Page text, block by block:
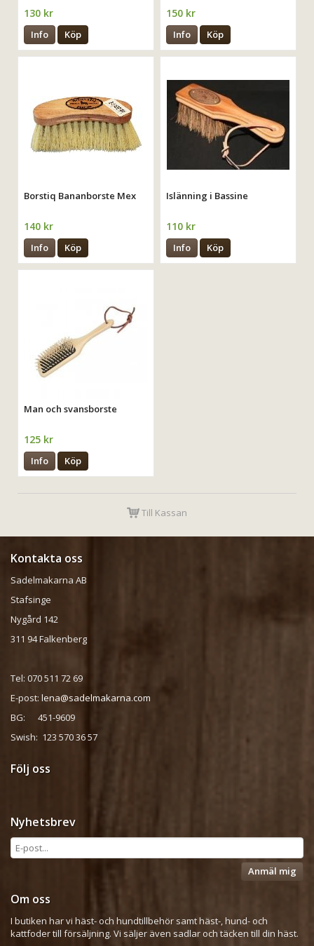
130 kr
Info Köp
150 kr
Info Köp
Borstiq Bananborste Mex
140 kr
Info Köp
Islänning i Bassine
110 kr
Info Köp
Man och svansborste
125 kr
Info Köp
Till Kassan
Kontakta oss
Sadelmakarna AB
Stafsinge
Nygård 142
311 94 Falkenberg
Tel: 070 511 72 69
E-post: lena@sadelmakarna.com
BG: 451-9609
Swish: 123 570 36 57
Följ oss
Nyhetsbrev
Anmäl mig
Om oss
I butiken har vi häst- och hundtillbehör samt häst-, hund- och
kattfoder till försäljning. Vi säljer även sadlar och täcken till din häst.